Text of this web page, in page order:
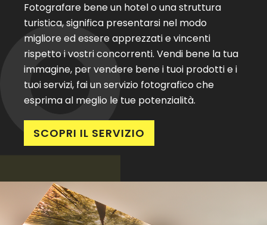
Fotografare bene un hotel o una struttura
turistica, significa presentarsi nel modo
migliore ed essere apprezzati e vincenti
rispetto i vostri concorrenti. Vendi bene la tua
immagine, per vendere bene i tuoi prodotti e i
tuoi servizi, fai un servizio fotografico che
esprima al meglio le tue potenzialità.
SCOPRI IL SERVIZIO